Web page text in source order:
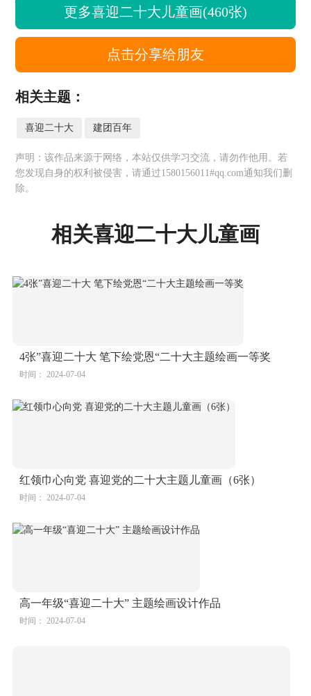
更多喜迎二十大儿童画(460张)
点击分享给朋友
相关主题：
喜迎二十大 建团百年
声明：该作品来源于网络，本站仅供学习交流，请勿作他用。若
您发现自身的权利被侵害，请通过1580156011#qq.com通知我们删
除。
相关喜迎二十大儿童画
4张”喜迎二十大 笔下绘党恩“二十大主题绘画一等奖
时间： 2024-07-04
红领巾心向党 喜迎党的二十大主题儿童画（6张）
时间： 2024-07-04
高一年级“喜迎二十大” 主题绘画设计作品
时间： 2024-07-04